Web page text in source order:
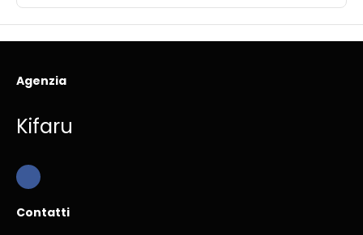
Agenzia
Kifaru
Contatti